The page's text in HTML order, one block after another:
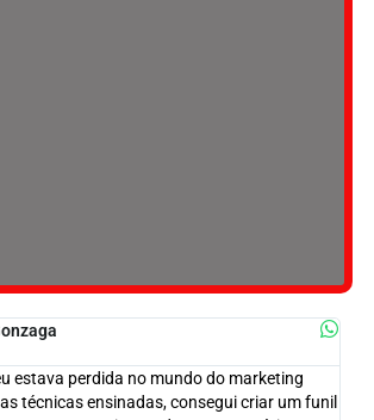
estava perdida no mundo do marketing
técnicas ensinadas, consegui criar um funil